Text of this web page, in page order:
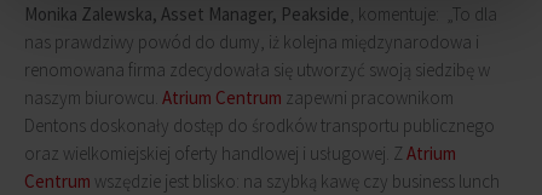
Monika Zalewska, Asset Manager, Peakside , komentuje:
„To dla
nas prawdziwy powód do dumy, iż kolejna międzynarodowa i
renomowana firma zdecydowała się utworzyć swoją siedzibę w
naszym biurowcu. Atrium Centrum zapewni pracownikom
Dentons doskonały dostęp do środków transportu publicznego
oraz wielkomiejskiej oferty handlowej i usługowej. Z Atrium
Centrum wszędzie jest blisko: na szybką kawę czy business lunch